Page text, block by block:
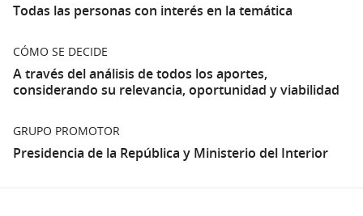
¿Como participar?
Para realizar sus aportes ingrese a la sección
"Aportes "
(Abrir en una pestaña nueva)
y haga clic en el botón "
Para participar, debes registrarte enUsuario gub.uy
e iniciar sesión en la plataforma.
Podrán participar todas las personas con interés en la
Todas las personas con interés en la temática
CÓMO SE DECIDE
A través del análisis de todos los aportes,
considerando su relevancia, oportunidad y viabilidad
GRUPO PROMOTOR
Presidencia de la República y Ministerio del Interior